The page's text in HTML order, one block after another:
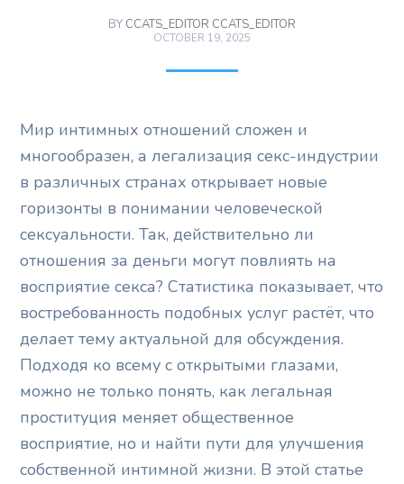
BY CCATS_EDITOR CCATS_EDITOR
OCTOBER 19, 2025
Мир интимных отношений сложен и
многообразен, а легализация секс-индустрии
в различных странах открывает новые
горизонты в понимании человеческой
сексуальности. Так, действительно ли
отношения за деньги могут повлиять на
восприятие секса? Статистика показывает, что
востребованность подобных услуг растёт, что
делает тему актуальной для обсуждения.
Подходя ко всему с открытыми глазами,
можно не только понять, как легальная
проституция меняет общественное
восприятие, но и найти пути для улучшения
собственной интимной жизни. В этой статье